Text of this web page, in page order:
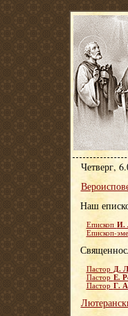
Четверг,
Наш
Епископ И.
Епископ-
Пастор Д.
Пастор Е.
Пастор Г.